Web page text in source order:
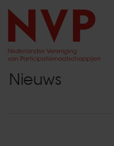
Nieuws